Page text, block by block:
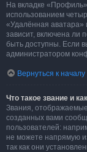
На вкладке
использованием
«Удалённая аватара»
зависит, включена ли
быть доступны. Если
администратором
Вернуться к началу
Что такое звание и
Звания,
созданных вами
пользователей:
не можете напрямую
так как они